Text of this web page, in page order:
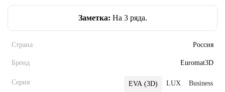
Заметка: На 3 ряда.
Страна Россия
Бренд Euromat3D
Серия EVA (3D) LUX Business